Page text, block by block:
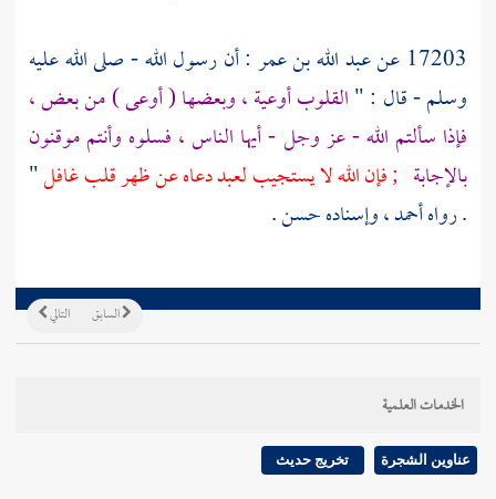
17203 عن
عبد الله بن عمر : أن رسول الله - صلى الله عليه
وسلم - قال : "القلوب أوعية ، وبعضها ( أوعى ) من بعض ،
فإذا سألتم الله - عز وجل - أيها الناس ، فسلوه وأنتم موقنون
بالإجابة ; فإن الله لا يستجيب لعبد دعاه عن ظهر قلب غافل"
. رواهأحمد، وإسناده حسن .
التالي السابق
الخدمات العلمية
عناوين الشجرة تخريج حديث